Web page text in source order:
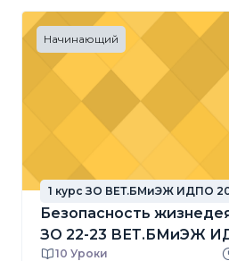
Начинающий
1 курс ЗО ВЕТ.БМиЭЖ ИДПО
Безопасность
ЗО 22-23 ВЕТ.БМиЭЖ
10 Уроки